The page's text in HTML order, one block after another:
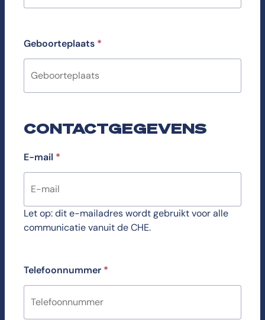
Geboorteplaats *
CONTACTGEGEVENS
E-mail *
Let op: dit e-mailadres wordt gebruikt voor alle
communicatie vanuit de CHE.
Telefoonnummer *